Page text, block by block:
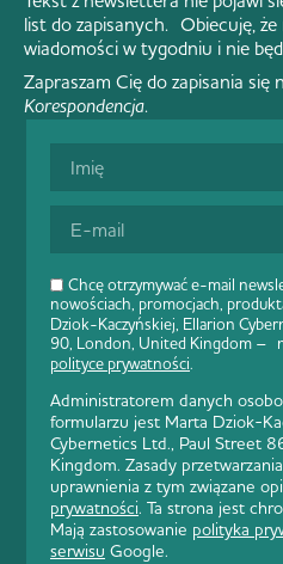
Chcę otrzymywać e-mail
nowościach, promocjach,
Dziok-Kaczyńskiej, Ellarion
90, London, United Kingdom –
polityce prywatności.
Administratorem danych
formularzu jest Marta Dziok-
Cybernetics Ltd., Paul Street
Kingdom. Zasady
uprawnienia z tym związane
prywatności. Ta strona jest
Mają zastosowanie polityka
serwisu Google.
list do zapisanych. Obiecuję, że
wiadomości w tygodniu i nie
Zapraszam Cię do zapisania
Korespondencja.